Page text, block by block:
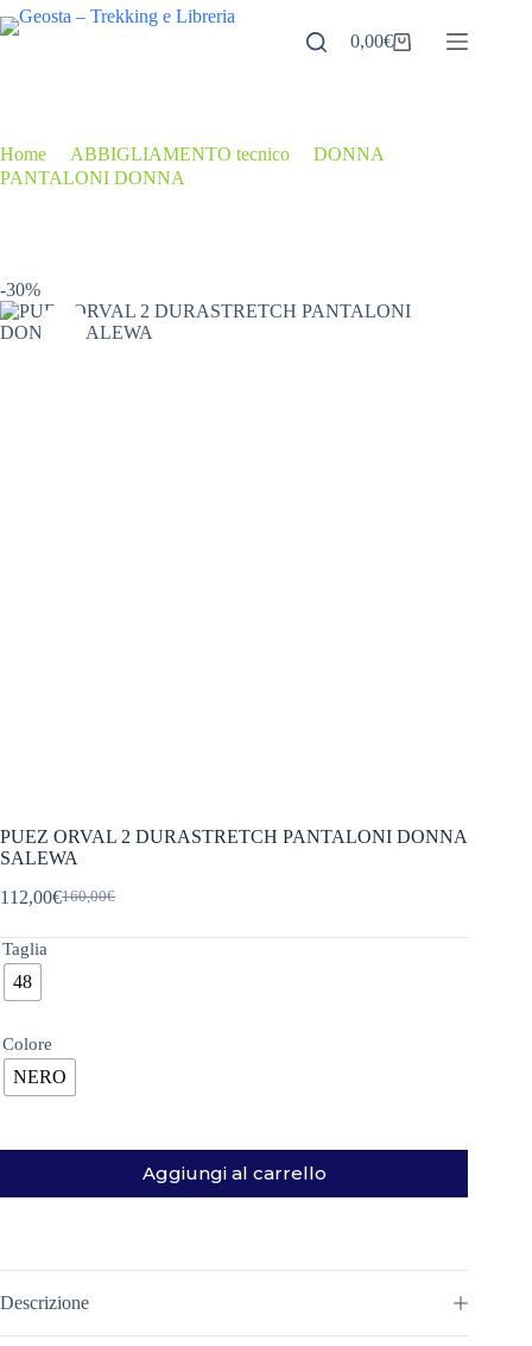
Salta
al
Carrello
0,00€
Home ABBIGLIAMENTO tecnico DONNA
PANTALONI DONNA
-30%
PUEZ ORVAL 2 DURASTRETCH PANTALONI DONNA
SALEWA
160,00€
Il
112,00€Il
Taglia
48
Colore
NERO
Aggiungi al carrello
Descrizione